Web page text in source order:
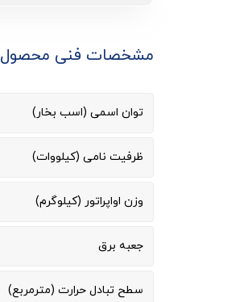
مشخصات فنی محصول
توان اسمی (اسب بخار)
ظرفیت نامی (کیلووات)
وزن اواپراتور (کیلوگرم)
جعبه برق
سطح تبادل حرارت (مترمربع)